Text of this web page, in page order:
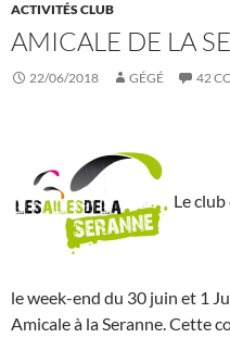
ACTIVITÉS CLUB
AMICALE DE LA
22/06/2018 GÉGÉ 42
Le
le week-end du 30 juin et 1
Amicale à la Seranne. Cette